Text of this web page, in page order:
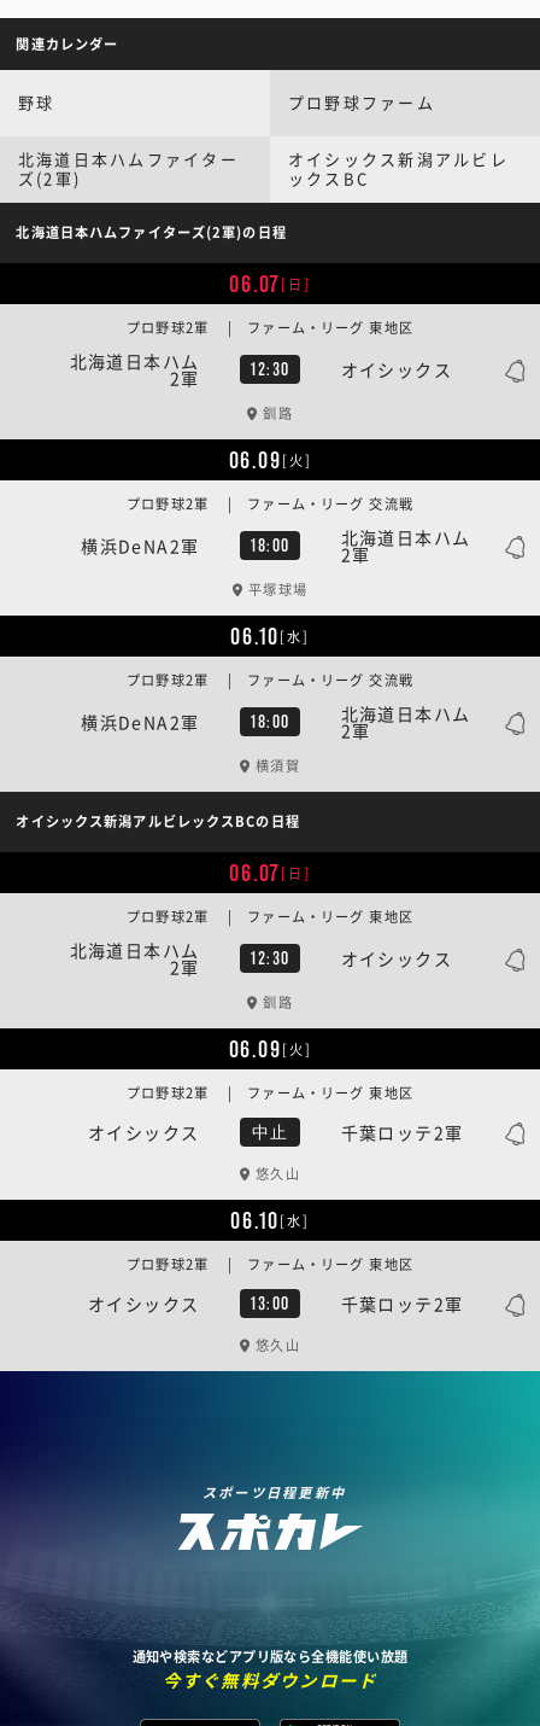
関連カレンダー
野球 プロ野球ファーム
北海道日本ハムファイター
ズ(2軍)
オイシックス新潟アルビレ
ックスBC
北海道日本ハムファイターズ(2軍)の日程
06.07[日]
北海道日本ハム
2軍 12:30 オイシックス
プロ野球2軍 | ファーム・リーグ 東地区
釧路
06.09[火]
横浜DeNA2軍 18:00 北海道日本ハム
2軍
プロ野球2軍 | ファーム・リーグ 交流戦
平塚球場
06.10[水]
横浜DeNA2軍 18:00 北海道日本ハム
2軍
プロ野球2軍 | ファーム・リーグ 交流戦
横須賀
オイシックス新潟アルビレックスBCの日程
06.07[日]
北海道日本ハム
2軍 12:30 オイシックス
プロ野球2軍 | ファーム・リーグ 東地区
釧路
06.09[火]
オイシックス 中止 千葉ロッテ2軍
プロ野球2軍 | ファーム・リーグ 東地区
悠久山
06.10[水]
オイシックス 13:00 千葉ロッテ2軍
プロ野球2軍 | ファーム・リーグ 東地区
悠久山
スポーツ日程更新中
通知や検索などアプリ版なら全機能使い放題
今すぐ無料ダウンロード